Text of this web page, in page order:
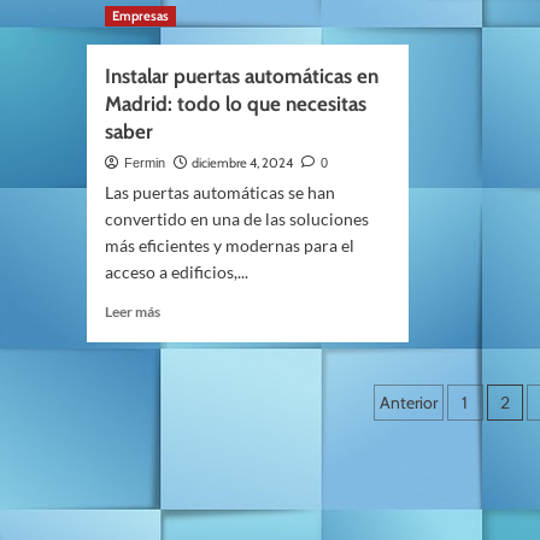
Cómo
conseguir
aislamiento
acústico
Empresas
Instalar puertas automáticas en
Madrid: todo lo que necesitas
saber
Fermin diciembre 4, 2024 0
Las puertas automáticas se han
convertido en una de las soluciones
más eficientes y modernas para el
acceso a edificios,...
Leer másLeer
sobre
lo
Anterior 1 2